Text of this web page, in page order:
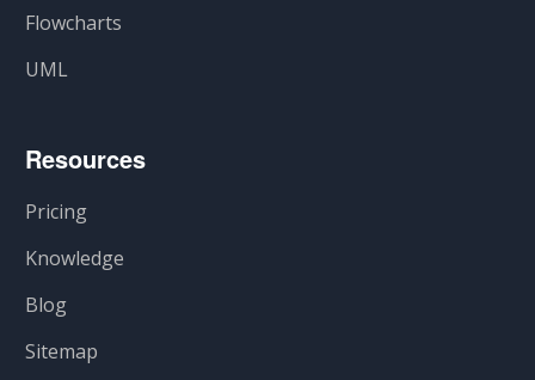
Flowcharts
UML
Resources
Pricing
Knowledge
Blog
Sitemap